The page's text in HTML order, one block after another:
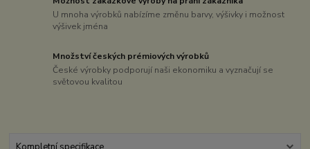
U mnoha výrobků nabízíme změnu barvy, výšivky i možnost
výšivek jména
Množství českých prémiových výrobků
České výrobky podporují naši ekonomiku a vyznačují se
světovou kvalitou